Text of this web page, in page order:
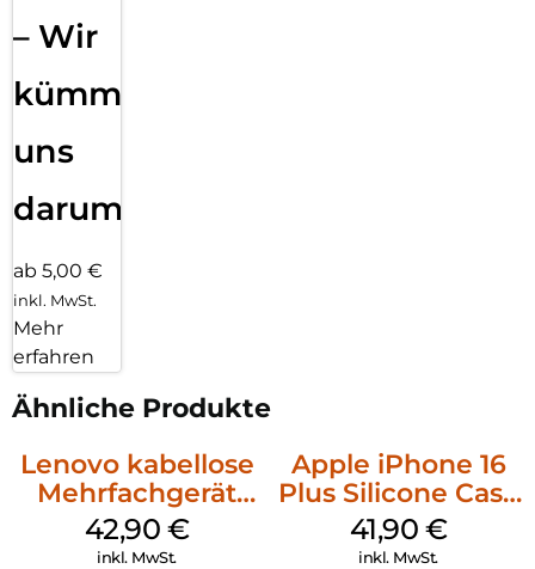
– Wir
kümmern
uns
darum!
ab 5,00 €
inkl. MwSt.
Mehr
erfahren
Ähnliche Produkte
Lenovo kabellose
Mehrfachgerät
Luna Grey
42,90 €
inkl. MwSt.
Apple iPhone 16
Plus Silicone Case
MagSafe Stone
Gray
41,90 €
inkl. MwSt.